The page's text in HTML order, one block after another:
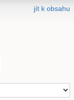
jít k obsahu